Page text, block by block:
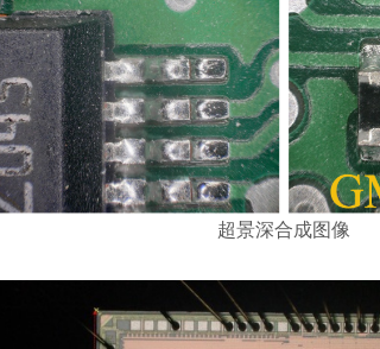
超景深合成图像